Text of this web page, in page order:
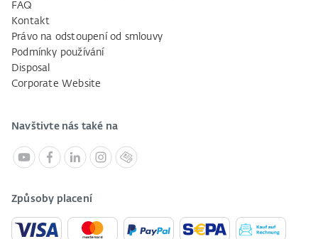
FAQ
Kontakt
Právo na odstoupení od smlouvy
Podmínky používání
Disposal
Corporate Website
Navštivte nás také na
Způsoby placení